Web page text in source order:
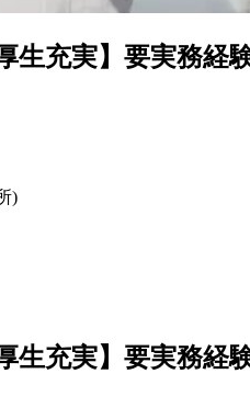
生充実】要実務
)
生充実】要実務